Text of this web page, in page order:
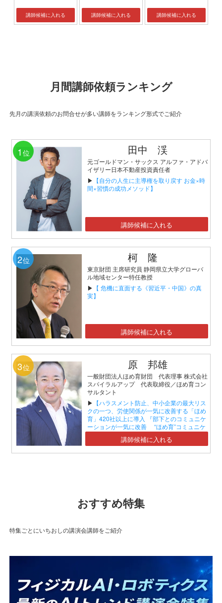
講師候補に入れる 講師候補に入れる 講師候補に入れる
月間講師依頼ランキング
先月の講演依頼のお問合せが多い講師をランキング形式でご紹介
1 位 田中 渓
元ゴールドマン・サックス アルファ・アドバ
イザリー日本不動産投資責任者
▶ 【自分の人生に主導権を取り戻す お金×時
間×習慣の成功メソッド】
講師候補に入れる
2位 柯 隆
東京財団 主席研究員 静岡県立大学グローバ
ル地域センター特任教授
▶ 【 危機に直面する《習近平・中国》の真
実】
講師候補に入れる
3位 原 邦雄
一般財団法人ほめ育財団 代表理事 株式会社
スパイラルアップ 代表取締役／ほめ育コン
サルタント
▶ 【ハラスメント防止、中小企業の最大リス
クの一つ、労使関係が一気に改善する「ほめ
育」420社以上に導入 『部下とのコミュニケ
ーションが一気に改善 “ほめ育”コミュニケ
ーションセミナー』】講師候補に入れる
おすすめ特集
特集ごとにいちおしの講演会講師をご紹介